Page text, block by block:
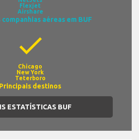
Flexjet
Airshare
aéreas em BUF
check
Chicago
New York
Teterboro
Principais destinos
ESTATÍSTICAS BUF